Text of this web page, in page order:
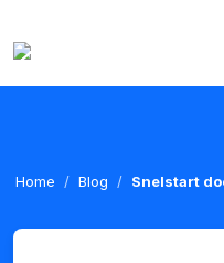
Home Blog Snelstart